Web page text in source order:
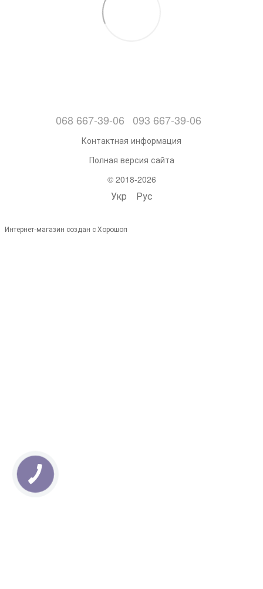
068 667-39-06 093 667-39-06
Контактная информация
Полная версия сайта
© 2018-2026
Укр Рус
Интернет-магазин создан с Хорошоп